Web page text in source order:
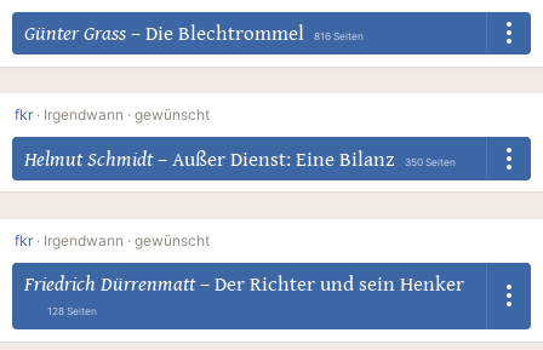
Günter Grass – Die Blechtrommel 816 Seiten
fkr · Irgendwann · gewünscht
Helmut Schmidt– Außer Dienst: Eine Bilanz 350 Seiten
fkr · Irgendwann · gewünscht
Friedrich Dürrenmatt– Der Richter und sein Henker
128 Seiten